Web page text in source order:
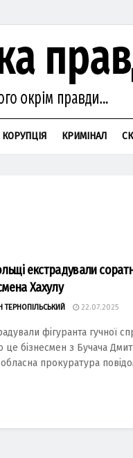
КОРУПЦІЯ КРИМІНАЛ
екстрадували
Хахулу
ТЕРНОПІЛЬСЬКИЙ 22.07.2025
фігуранта гучної
це бізнесмен з Бучача
прокуратура